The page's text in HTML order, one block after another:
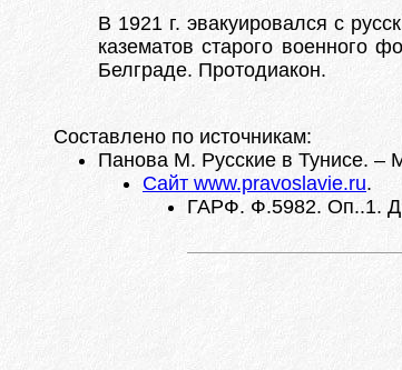
В 1921 г. эвакуировался с
казематов старого военного
Белграде. Протодиакон.
Составлено по источникам:
Панова М. Русские в Тунисе. –
Сайт www.pravoslavie.ru.
ГАРФ. Ф.5982. Оп..1.